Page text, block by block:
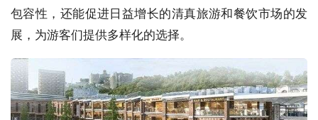
包容性，还能促进日益增长的清真旅游和餐饮市场的发
展，为游客们提供多样化的选择。